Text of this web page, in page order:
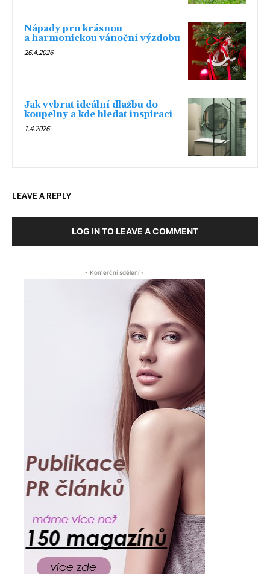
Nápady pro krásnou
a harmonickou vánoční výzdobu
26.4.2026
Jak vybrat ideální dlažbu do
koupelny a kde hledat inspiraci
1.4.2026
LEAVE A REPLY
LOG IN TO LEAVE A COMMENT
- Komerční sdělení -